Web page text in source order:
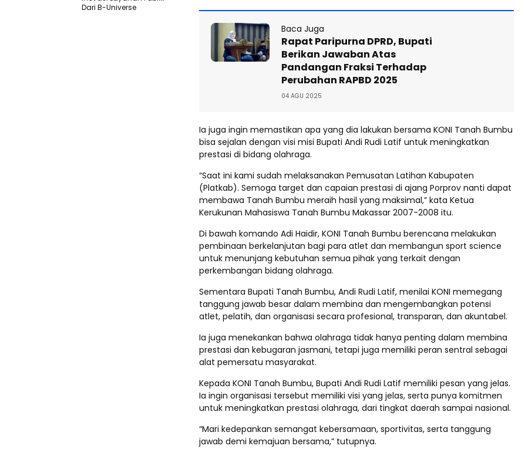
Baca Juga
Rapat Paripurna DPRD, Bupati
Berikan Jawaban Atas
Pandangan Fraksi Terhadap
Perubahan RAPBD 2025
04 AGU 2025
Ia juga ingin memastikan apa yang dia lakukan bersama KONI Tanah Bumbu
bisa sejalan dengan visi misi Bupati Andi Rudi Latif untuk meningkatkan
prestasi di bidang olahraga.
“Saat ini kami sudah melaksanakan Pemusatan Latihan Kabupaten
(Platkab). Semoga target dan capaian prestasi di ajang Porprov nanti dapat
membawa Tanah Bumbu meraih hasil yang maksimal,” kata Ketua
Kerukunan Mahasiswa Tanah Bumbu Makassar 2007-2008 itu.
Di bawah komando Adi Haidir, KONI Tanah Bumbu berencana melakukan
pembinaan berkelanjutan bagi para atlet dan membangun sport science
untuk menunjang kebutuhan semua pihak yang terkait dengan
perkembangan bidang olahraga.
Sementara Bupati Tanah Bumbu, Andi Rudi Latif, menilai KONI memegang
tanggung jawab besar dalam membina dan mengembangkan potensi
atlet, pelatih, dan organisasi secara profesional, transparan, dan akuntabel.
Ia juga menekankan bahwa olahraga tidak hanya penting dalam membina
prestasi dan kebugaran jasmani, tetapi juga memiliki peran sentral sebagai
alat pemersatu masyarakat.
Kepada KONI Tanah Bumbu, Bupati Andi Rudi Latif memiliki pesan yang jelas.
Ia ingin organisasi tersebut memiliki visi yang jelas, serta punya komitmen
untuk meningkatkan prestasi olahraga, dari tingkat daerah sampai nasional.
“Mari kedepankan semangat kebersamaan, sportivitas, serta tanggung
jawab demi kemajuan bersama,” tutupnya.
Dari B-Universe